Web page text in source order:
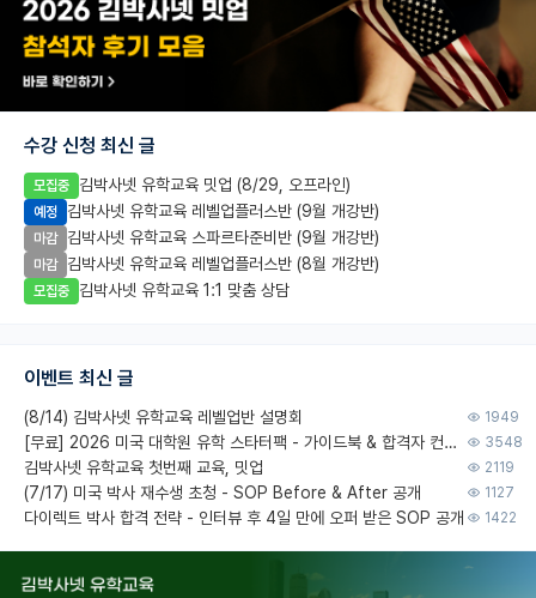
수강 신청 최신 글
모집중 김박사넷 유학교육 밋업 (8/29, 오프라인)
예정 김박사넷 유학교육 레벨업플러스반 (9월 개강반)
마감 김박사넷 유학교육 스파르타준비반 (9월 개강반)
마감 김박사넷 유학교육 레벨업플러스반 (8월 개강반)
모집중 김박사넷 유학교육 1:1 맞춤 상담
이벤트 최신 글
(8/14) 김박사넷 유학교육 레벨업반 설명회 1949
[무료] 2026 미국 대학원 유학 스타터팩 - 가이드북 & 합격자 컨택메일 템플릿 3548
김박사넷 유학교육 첫번째 교육, 밋업 2119
(7/17) 미국 박사 재수생 초청 - SOP Before & After 공개 1127
다이렉트 박사 합격 전략 - 인터뷰 후 4일 만에 오퍼 받은 SOP 공개 1422